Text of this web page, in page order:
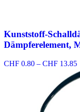
Kunststoff-
Dämpferelement,
CHF 0.80 – CHF 13.85